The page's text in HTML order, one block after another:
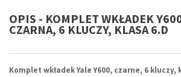
OPIS - KOMPLET WKŁADEK
CZARNA, 6 KLUCZY, KLASA 6.D
Komplet wkładek Yale Y600, czarne, 6 kluczy,